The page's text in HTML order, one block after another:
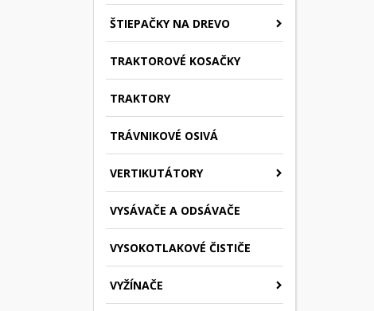
ŠTIEPAČKY NA DREVO
TRAKTOROVÉ KOSAČKY
TRAKTORY
TRÁVNIKOVÉ OSIVÁ
VERTIKUTÁTORY
VYSÁVAČE A ODSÁVAČE
VYSOKOTLAKOVÉ ČISTIČE
VYŽÍNAČE